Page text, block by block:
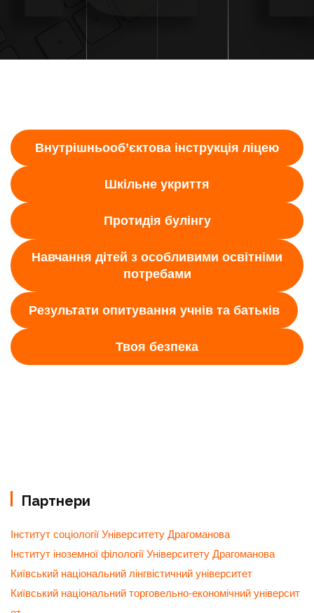
Внутрішньооб’єктова інструкція ліцею
Шкільне укриття
Протидія булінгу
Навчання дітей з особливими освітніми
потребами
Результати опитування учнів та батьків
Твоя безпека
Партнери
Інститут соціології Університету Драгоманова
Інститут іноземної філології Університету Драгоманова
Київський національний лінгвістичний університет
Київський національний торговельно-економічний університ